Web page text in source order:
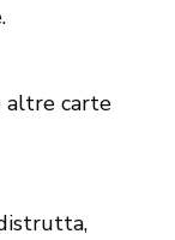
carte